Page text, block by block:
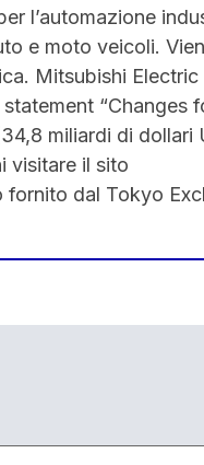
l’automazione
e moto veicoli.
Mitsubishi Electric
“Changes
miliardi di dollari
visitare il sito
fornito dal Tokyo